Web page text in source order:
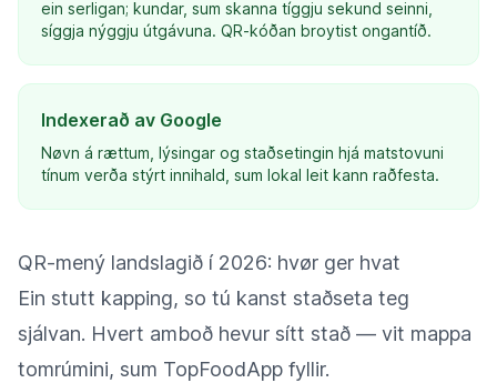
ein serligan; kundar, sum skanna tíggju sekund seinni,
síggja nýggju útgávuna. QR-kóðan broytist ongantíð.
Indexerað av Google
Nøvn á rættum, lýsingar og staðsetingin hjá matstovuni
tínum verða stýrt innihald, sum lokal leit kann raðfesta.
QR-mený landslagið í 2026: hvør ger hvat
Ein stutt kapping, so tú kanst staðseta teg
sjálvan. Hvert amboð hevur sítt stað — vit mappa
tomrúmini, sum TopFoodApp fyllir.